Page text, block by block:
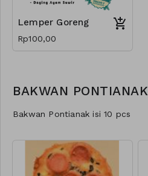
Lemper Goreng
Rp100,00
BAKWAN PONTIANAK
Bakwan Pontianak isi 10 pcs